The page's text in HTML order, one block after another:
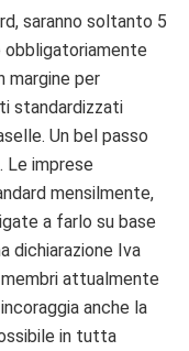
saranno soltanto 5
obbligatoriamente
margine per
standardizzati
Un bel passo
Le imprese
mensilmente,
a farlo su base
dichiarazione Iva
attualmente
anche la
in tutta